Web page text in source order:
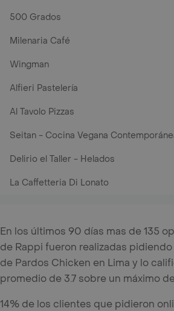
500 Grados
Milenaria Café
Wingman
Alfieri Pastelería
Al Tavolo Pizzas
Seitan - Cocina Vegana
Delirio el Taller - Helados
La Caffetteria Di Lonato
En los últimos 90 días mas de 135
de Rappi fueron realizadas
de Pardos Chicken en Lima y lo
promedio de 3.7 sobre un máximo
14% de los clientes que pidieron